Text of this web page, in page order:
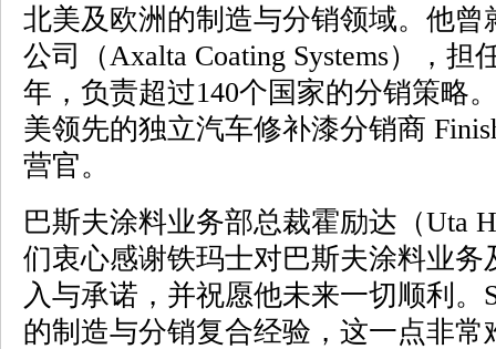
北美及欧洲的制造与分销领域。他
公司（Axalta Coating Systems），
年，负责超过140个国家的分销策略
美领先的独立汽车修补漆分销商
营官。
巴斯夫涂料业务部总裁霍励达（Uta
们衷心感谢铁玛士对巴斯夫涂料业
入与承诺，并祝愿他未来一切顺利。
的制造与分销复合经验，这一点非